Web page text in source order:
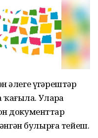
әлеге үҙгәрештәр
Уларҙа
документтар
булырға тейеш.